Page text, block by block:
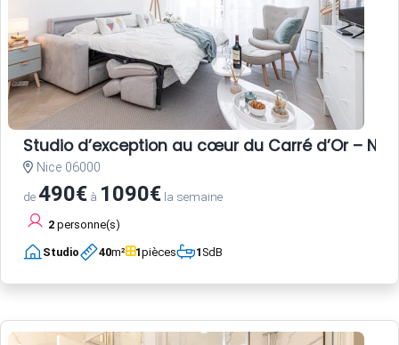
Studio d’exception au cœur du Carré d’Or –
Nice 06000
de490€ à 1090€ la semaine
2 personne(s)
Studio 40m² 1pièces 1SdB